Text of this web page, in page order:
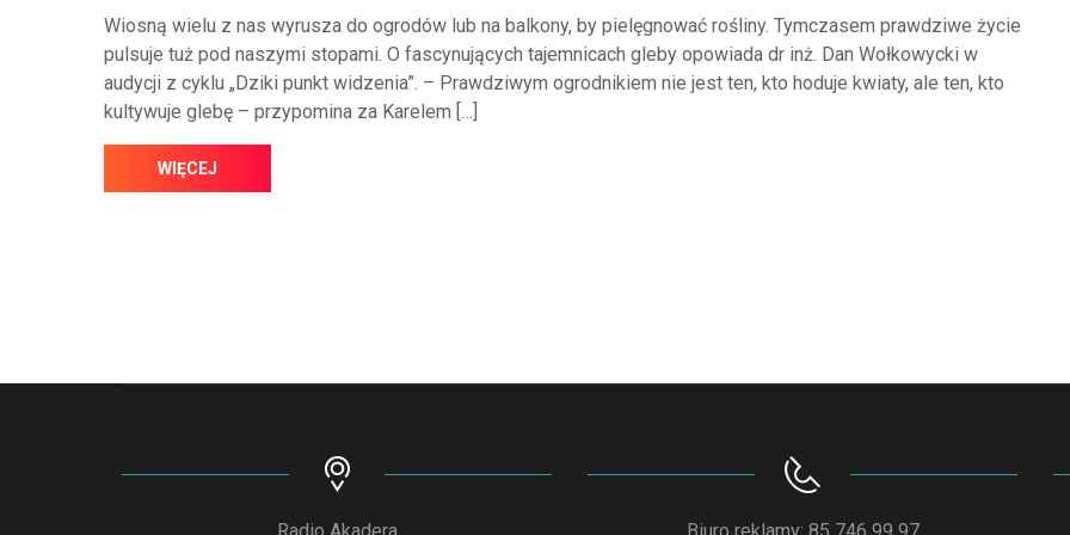
Wiosną wielu z nas wyrusza do ogrodów lub na balkony, by pielęgnować rośliny. Tymczasem prawdziwe życie
pulsuje tuż pod naszymi stopami. O fascynujących tajemnicach gleby opowiada dr inż. Dan Wołkowycki w
audycji z cyklu „Dziki punkt widzenia”. – Prawdziwym ogrodnikiem nie jest ten, kto hoduje kwiaty, ale ten, kto
kultywuje glebę – przypomina za Karelem […]
WIĘCEJ